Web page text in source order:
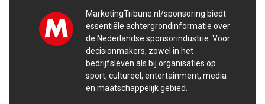
MarketingTribune.nl/sponsoring biedt
essentiële achtergrondinformatie over
de Nederlandse sponsorindustrie. Voor
decisionmakers, zowel in het
bedrijfsleven als bij organisaties op
sport, cultureel, entertainment, media
en maatschappelijk gebied.